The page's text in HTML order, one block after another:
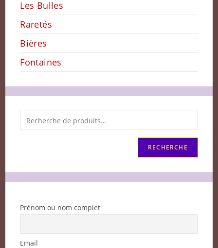
Les Bulles
Raretés
Bières
Fontaines
RECHERCHE
Prénom ou nom complet
Email